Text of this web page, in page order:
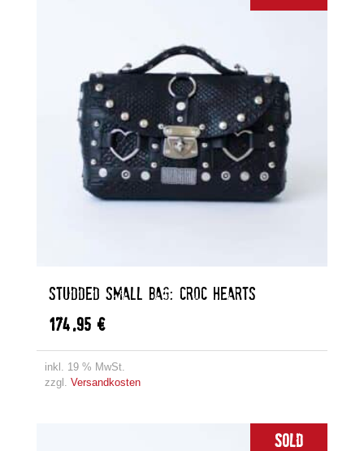
STUDDED SMALL BAG: CROC HEARTS
174,95 €
inkl. 19 % MwSt.
zzgl. Versandkosten
Sold